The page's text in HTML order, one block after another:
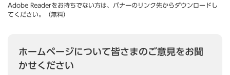
Adobe Readerをお持ちでない方は、バナーのリンク先からダウンロードし
てください。（無料）
ホームページについて皆さまのご意見をお聞
かせください